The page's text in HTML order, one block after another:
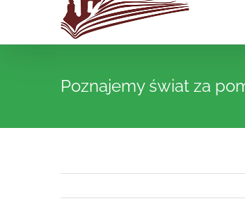
Poznajemy świat za